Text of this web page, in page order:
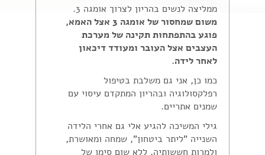
ממליצה לנשים בהריון לצרוך אומגה 3.
משום שמחסור של אומגה 3 אצל האמא,
פוגע בהתפתחות תקינה של מערכת
העצבים אצל העובר ומעודד דיכאון
לאחר לידה.
כמו כן, אני גם משלבת בטיפול
רפלקסולוגיה ובהריון המתקדם עיסוי עם
שמנים אתריים.
גילי המשיכה להגיע אלי גם אחרי הלידה
השנייה "ליתר ביטחון", שמחה ומאושרת,
ולמרות חששותיה, ללא שום סימן של